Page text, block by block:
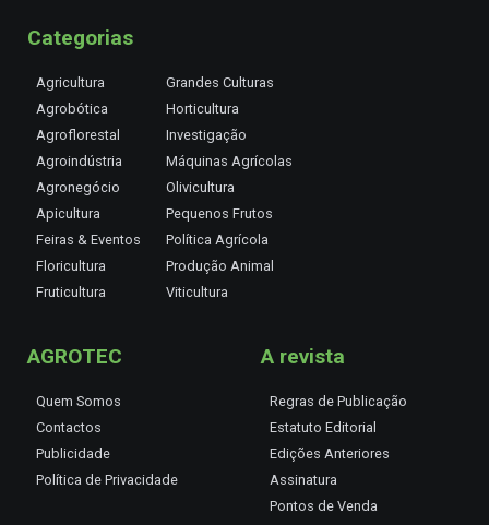
Categorias
Agricultura
Agrobótica
Agroflorestal
Agroindústria
Agronegócio
Apicultura
Feiras & Eventos
Floricultura
Fruticultura
Grandes Culturas
Horticultura
Investigação
Máquinas Agrícolas
Olivicultura
Pequenos Frutos
Política Agrícola
Produção Animal
Viticultura
AGROTEC
Quem Somos
Contactos
Publicidade
Política de Privacidade
A revista
Regras de Publicação
Estatuto Editorial
Edições Anteriores
Assinatura
Pontos de Venda